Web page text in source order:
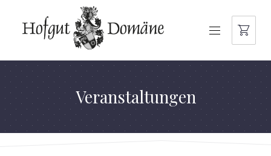
NAVIGATION
Veranstaltungen